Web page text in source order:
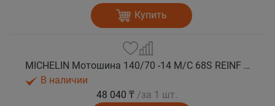
Купить
MICHELIN Мотошина 140/70 -14 M/C 68S REINF CITY GRIP 2 R TL
В наличии
48 040 ₸ /за 1 шт.